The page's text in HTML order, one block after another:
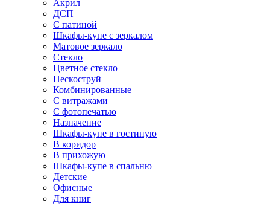
Акрил
ДСП
С патиной
Шкафы-купе с зеркалом
Матовое зеркало
Стекло
Цветное стекло
Пескоструй
Комбинированные
С витражами
С фотопечатью
Назначение
Шкафы-купе в гостиную
В коридор
В прихожую
Шкафы-купе в спальню
Детские
Офисные
Для книг